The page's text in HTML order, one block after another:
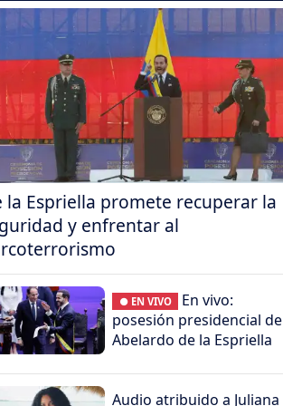
la Espriella promete recuperar la
y enfrentar al
● EN VIVO
En vivo:
posesión presidencial de
Abelardo de la Espriella
Audio atribuido a Juliana